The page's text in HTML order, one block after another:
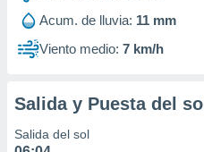
Acum. de lluvia: 11 mm
Viento medio: 7 km/h
Salida y Puesta del sol
Salida del sol